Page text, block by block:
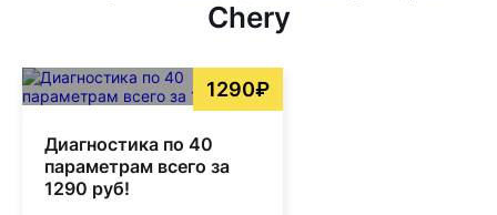
Chery
1290₽
Диагностика по 40
параметрам всего за
1290 руб!